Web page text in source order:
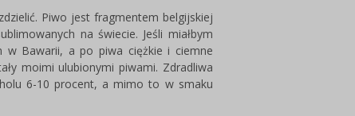
Piwo jest fragmentem belgijskiej
na świecie. Jeśli miałbym
w Bawarii, a po piwa ciężkie i ciemne
moimi ulubionymi piwami. Zdradliwa
6-10 procent, a mimo to w smaku